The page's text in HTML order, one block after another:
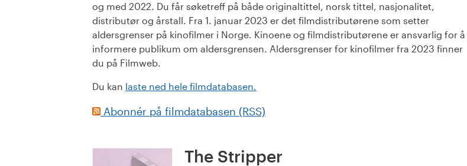
og med 2022. Du får søketreff på både originaltittel, norsk tittel, nasjonalitet,
distributør og årstall. Fra 1. januar 2023 er det filmdistributørene som setter
aldersgrenser på kinofilmer i Norge. Kinoene og filmdistributørene er ansvarlig for å
informere publikum om aldersgrensen. Aldersgrenser for kinofilmer fra 2023 finner
du på Filmweb.
Du kan laste ned hele filmdatabasen.
Abonnér på filmdatabasen (RSS)
The Stripper